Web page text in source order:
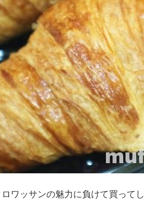
ワッサンの魅力に負けて買って